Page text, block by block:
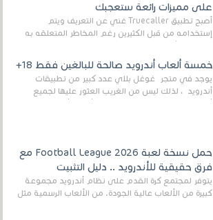
على مميزات رائعة ستعجبك
أصبح تطبيق Truecaller غني عن التعريف ويتم
إستخدامه من قبل الكثيرين رغم المخاطر المتعلقه به
خمسة ألعاب أندرويد صالحة للبالغين فقط 18+
يوجد في متجر غوغل بلاي عدد كبير من تطبيقات
أندرويد ، لذلك ليس من الغريب العثور عليها لجميع
حمل نسخة لعبة Football League 2026 مع
فرق حقيقية للأندرويد .. دليل التثبيت
يتوفر لمجتمع كرة القدم على نظام أندرويد مجموعة
كبيرة من الألعاب عالية الجودة. من الألعاب الرسمية مثل